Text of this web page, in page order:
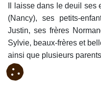
Il laisse dans le deuil
(Nancy), ses petits-
Justin, ses frères
Sylvie, beaux-frères et
ainsi que plusieurs